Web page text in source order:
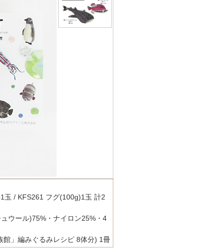
玉 / KFS261 フグ(100g)1玉 計2
ウール)75%・ナイロン25%・4
館」編みぐるみレシピ 8体分) 1冊